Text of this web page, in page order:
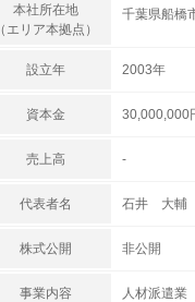
本社所在地
（エリア本拠点）
千葉県船橋
設立年 2003年
資本金 30,000,000
売上高 -
代表者名 石井 大輔
株式公開 非公開
事業内容 人材派遣業